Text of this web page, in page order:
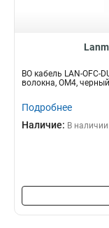
ВО кабель LAN-OFC-
волокна, OM4,
Подробнее
Наличие: В наличии